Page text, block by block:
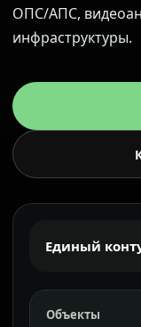
ОПС/АПС,
инфраструктуры.
Единый
Объекты